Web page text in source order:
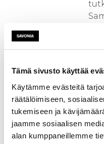
Tämä sivusto käyttää
Käytämme evästeitä
räätälöimiseen,
tukemiseen ja
jaamme sosiaalisen
alan kumppaneillemme